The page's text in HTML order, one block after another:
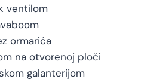
ventilom
ormarića
na otvorenoj ploči
galanterijom